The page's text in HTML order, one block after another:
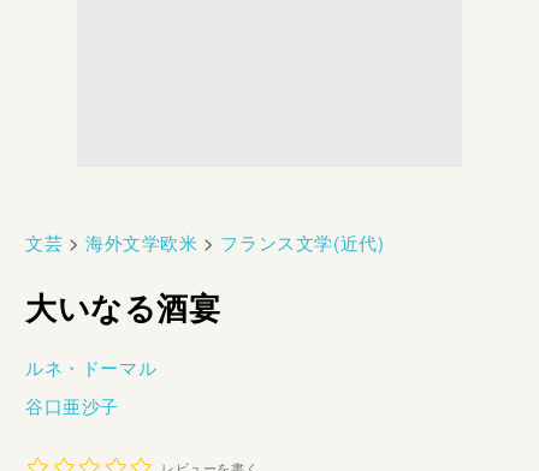
文芸 >海外文学欧米 > フランス文学(近代)
大いなる酒宴
ルネ・ドーマル
谷口亜沙子